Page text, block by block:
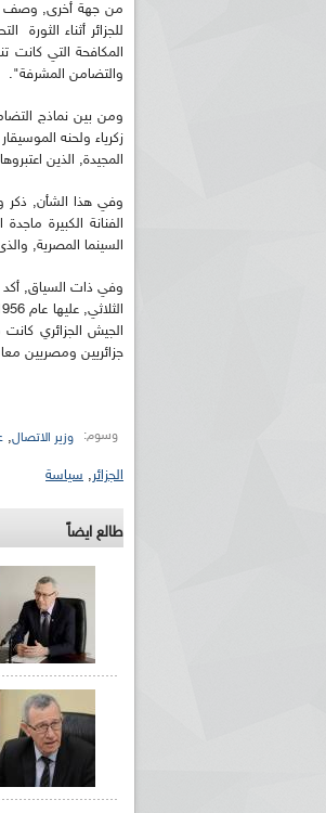
من جهة أخرى, وصف
للجزائر أثناء
المكافحة التي كانت
والتضامن المشرفة".
ومن بين نماذج
زكرياء ولحنه
المجيدة, الذين
الفنانة الكبيرة
السينما المصرية,
وفي ذات السياق, أكد
الجيش الجزائري
جزائريين ومصريين
وسوم: وزير الاتصال,
الجزائر, سياسة
طالع ايضاً
حول
الإذاعة الجزائرية للرياضيين البارالمبيين المتوجين